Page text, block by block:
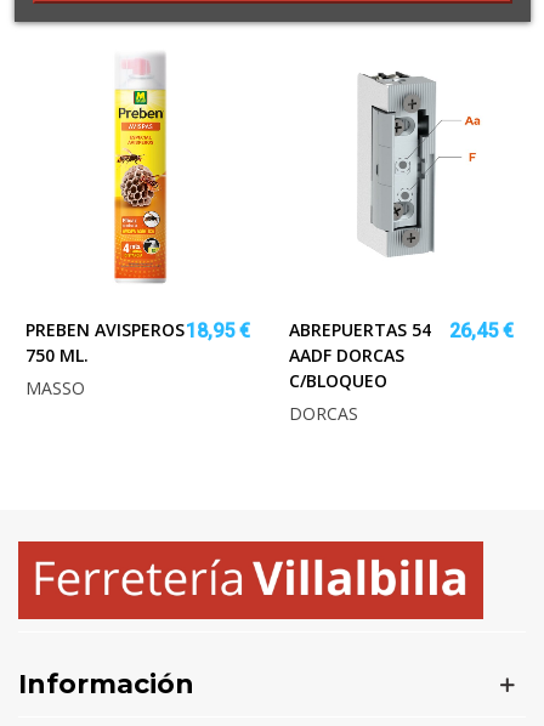
PREBEN AVISPEROS
750 ML.
18,95 €
MASSO
ABREPUERTAS 54
AADF DORCAS
C/BLOQUEO
26,45 €
DORCAS
Información